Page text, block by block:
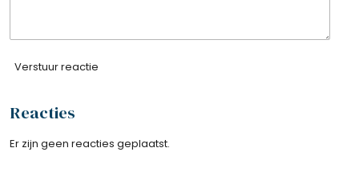
Verstuur reactie
Reacties
Er zijn geen reacties geplaatst.